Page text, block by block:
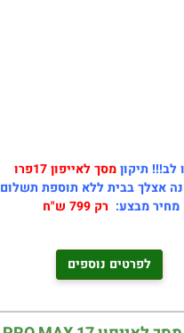
לב!!! תיקוןמסך לאייפון 17פרו
אצלך בבית ללא תוספת תשלום
מחיר מבצע: רק 799 ש"ח
לפרטים נוספים